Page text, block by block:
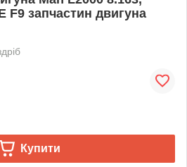
F9 запчастин двигуна
Купити